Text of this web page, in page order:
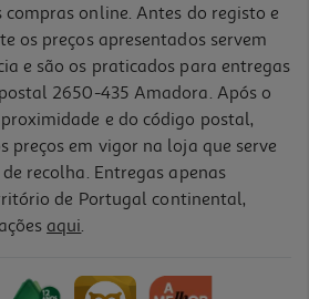
4.8 (14059)
S25 256gb Cinza
online. Antes do registo e
os preços apresentados servem
e são os praticados para entregas
2650-435 Amadora. Após o
e do código postal,
preços em vigor na loja que serve
recolha. Entregas apenas
de Portugal continental,
aqui.